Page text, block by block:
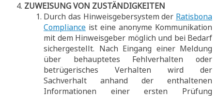
ZUWEISUNG VON ZUSTÄNDIGKEITEN
Durch das Hinweisgebersystem der Ratisbona
Compliance ist eine anonyme Kommunikation
mit dem Hinweisgeber möglich und bei Bedarf
sichergestellt. Nach Eingang einer Meldung
über behauptetes Fehlverhalten oder
betrügerisches Verhalten wird der
Sachverhalt anhand der enthaltenen
Informationen einer ersten Prüfung